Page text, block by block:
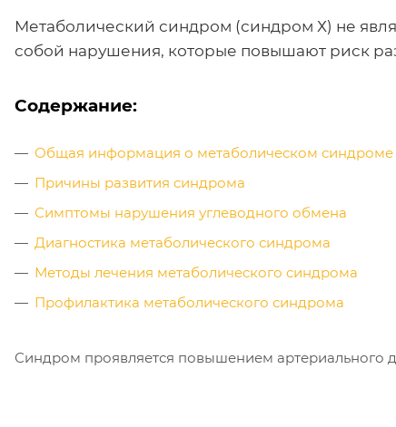
Метаболический синдром (синдром Х) не
собой нарушения, которые повышают риск
Содержание:
Общая информация о метаболическом синдроме
Причины развития синдрома
Симптомы нарушения углеводного обмена
Диагностика метаболического синдрома
Методы лечения метаболического синдрома
Профилактика метаболического синдрома
Синдром проявляется повышением артериального